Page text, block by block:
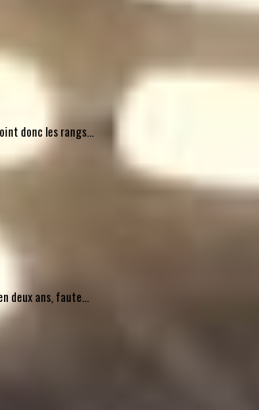
donc les rangs...
deux ans, faute...